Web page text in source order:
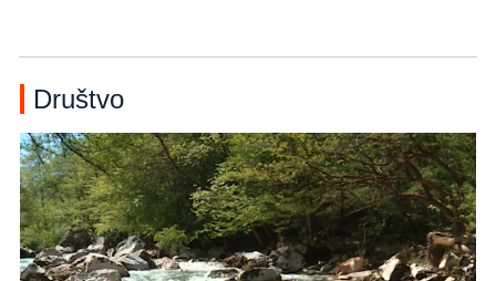
Društvo